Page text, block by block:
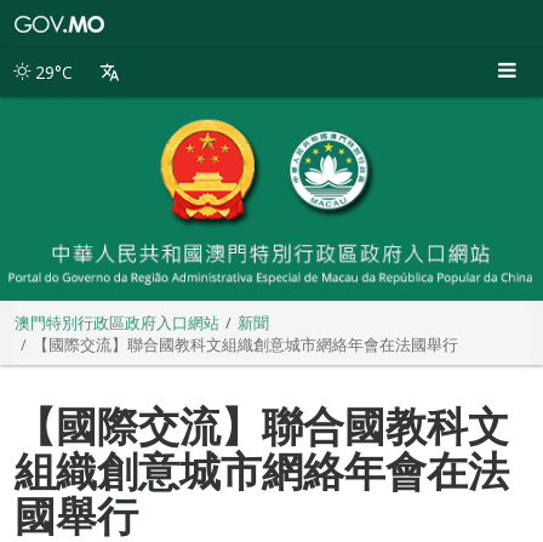
別
29°C
澳門特別行政區政府入口網站
新聞
【國際交流】聯合國教科文組織創意城市網絡年會在法國舉行
【國際交流】聯合國教科文
組織創意城市網絡年會在法
國舉行